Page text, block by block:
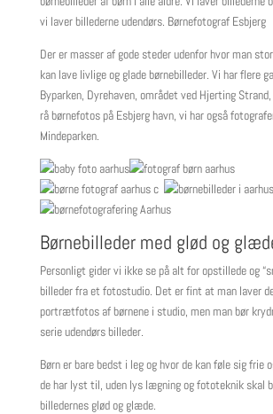
vi laver billederne udendørs. Børnefotograf Esbjerg
Der er masser af gode steder udenfor hvor man
kan lave livlige og glade børnebilleder. Vi har flere
Byparken, Dyrehaven, området ved Hjerting
rå børnefotos på Esbjerg havn, vi har også
Mindeparken.
Børnebilleder med glød og
Personligt gider vi ikke se på alt for opstillede og
billeder fra et fotostudio. Det er fint at man laver
portrætfotos af børnene i studio, men man bør
serie udendørs billeder.
Børn er bare bedst i leg og hvor de kan føle sig frie
de har lyst til, uden lys lægning og fototeknik skal
billedernes glød og glæde.